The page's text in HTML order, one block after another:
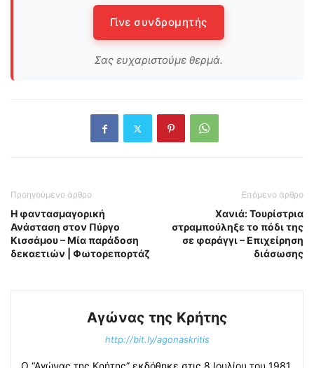
Γίνε συνδρομητής
Σας ευχαριστούμε θερμά.
Προηγούμενο άρθρο
Η φαντασμαγορική
Ανάσταση στον Πύργο
Κισσάμου – Μία παράδοση
δεκαετιών | Φωτορεπορτάζ
Επόμενο άρθρο
Χανιά: Τουρίστρια
στραμπούληξε το πόδι της
σε φαράγγι – Επιχείρηση
διάσωσης
Αγώνας της Κρήτης
http://bit.ly/agonaskritis